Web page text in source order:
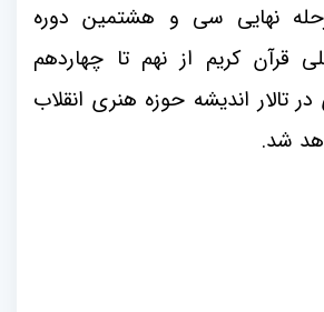
نهایی سی و هشتمین دوره
قرآن کریم از نهم تا چهاردهم
تالار اندیشه حوزه هنری انقلاب
شد.